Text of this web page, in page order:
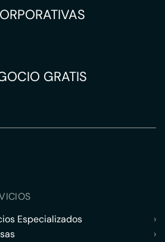
GRATIS
Especializados
›
›